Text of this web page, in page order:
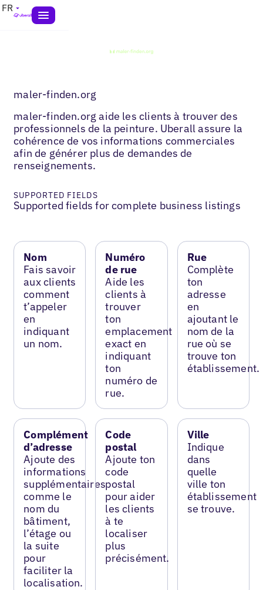
FR
maler-finden.org
maler-finden.org aide les clients à trouver des
professionnels de la peinture. Uberall assure la
cohérence de vos informations commerciales
afin de générer plus de demandes de
renseignements.
SUPPORTED FIELDS
Supported fields for complete business listings
Nom
Fais savoir
aux clients
comment
t’appeler
en
indiquant
un nom.
Numéro
de rue
Aide les
clients à
trouver
ton
emplacement
exact en
indiquant
ton
numéro de
rue.
Rue
Complète
ton
adresse
en
ajoutant le
nom de la
rue où se
trouve ton
établissement.
Complément
d’adresse
Ajoute des
informations
supplémentaires
comme le
nom du
bâtiment,
l’étage ou
la suite
pour
faciliter la
localisation.
Code
postal
Ajoute ton
code
postal
pour aider
les clients
à te
localiser
plus
précisément.
Ville
Indique
dans
quelle
ville ton
établissement
se trouve.